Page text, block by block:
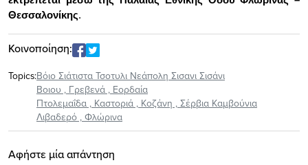
Θεσσαλονίκης.
Κοινοποίηση:
Topics:Βόιο Σιάτιστα Τσοτυλι Νεάπολη Σισανι Σισάνι
Βοιου , Γρεβενά , Εορδαία
Πτολεμαΐδα , Καστοριά , Κοζάνη , Σέρβια Καμβούνια
Λιβαδερό , Φλώρινα
Αφήστε μία απάντηση